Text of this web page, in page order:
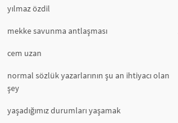
yılmaz özdil
mekke savunma antlaşması
cem uzan
normal sözlük yazarlarının şu an ihtiyacı olan
şey
yaşadığımız durumları yaşamak